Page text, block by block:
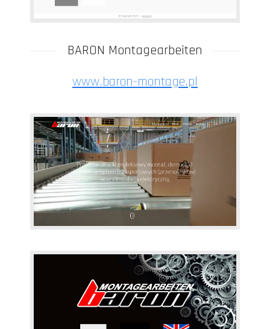
BARON Montagearbeiten
www.baron-montage.pl